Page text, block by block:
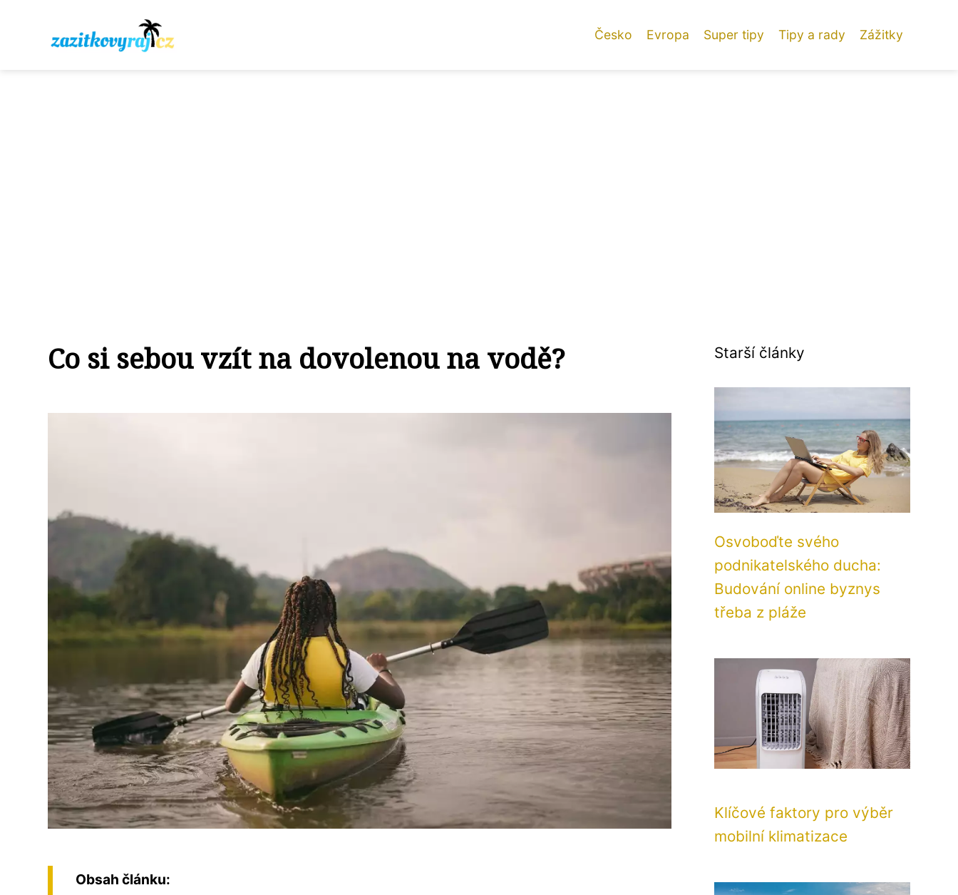
Česko Evropa Super tipy Tipy a rady Zážitky
Co si sebou vzít na dovolenou na vodě?
Obsah článku:
Starší články
Osvoboďte svého
podnikatelského ducha:
Budování online byznys
třeba z pláže
Klíčové faktory pro výběr
mobilní klimatizace